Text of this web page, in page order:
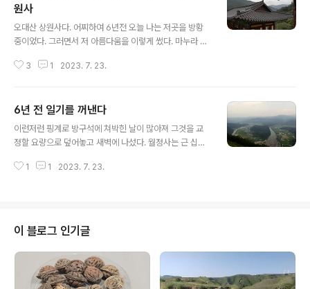
원사
오대산 상원사다. 어찌하여 6년전 오늘 나는 저곳을 방황
중이었다. 그러면서 저 아름다움을 이렇게 썼다. 마누라 바
3 1 2023. 7. 23.
6년 전 일기를 꺼낸다
이런저런 핑계로 방구석에 쳐박힌 날이 많아져 그것을 교
정할 요량으로 덮어놓고 새벽에 나섰다. 월정사는 근 십년
랐다. 차는 장혜선 당시 실크로드박물관장이 몰았고 문광
이더라. 나는 언젠가부터 매일이 휴가요 매일이 토욜인 사
람이라 문득 그런 변화를 생각하니 피식 웃음이 나오더라.
상원사 들렀다가 적멸보궁은 이번에도 가지 못하고 읍내로
나왔다. 이곳엔 매주말이면 동계올림픽조직위에서 의뢰받
아 가리왕산 사시사철을 촬영 중인 한입만 김영일 선생이
1 1 2023. 7. 23.
이 블로그 인기글